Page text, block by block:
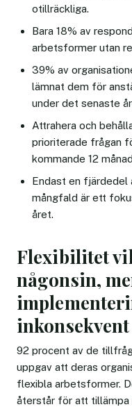
otillräckliga.
Bara 18% av
arbetsformer utan
39% av
lämnat dem för
under det senaste
Attrahera och
prioriterade frågan
kommande 12
Endast en fjärdedel
mångfald är ett
året.
Flexibilitet
någonsin,
inkonsekvent
92 procent av de
uppgav att deras
flexibla arbetsformer.
återstår för att tillämpa